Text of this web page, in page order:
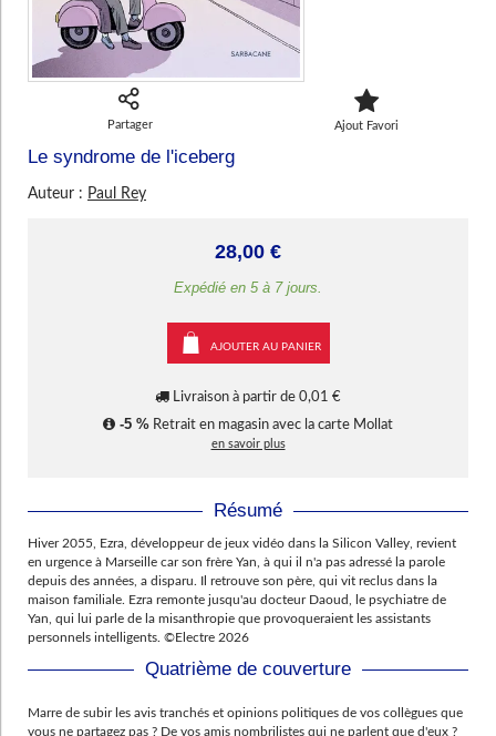
CHARGEMENT...
Poésie
Bibliothèque de la Pléiade Critique et histoire littéraire
Classiques scolaires Littérature ancienne et médiévale
Littérature de voyage Audio - Livres lus
Littérature en version originale
Ecologie - Environnement
Histoire de France Biographies historiques
Histoire - Généralités Histoire des pays
Histoire ancienne Géographie
Danse
Partager Ajout Favori
Le syndrome de l'iceberg
Auteur : Paul Rey
28,00 €
Expédié en 5 à 7 jours.
AJOUTER AU PANIER
Livraison à partir de 0,01 €
-5 % Retrait en magasin avec la carte Mollat
en savoir plus
Résumé
Hiver 2055, Ezra, développeur de jeux vidéo dans la Silicon Valley, revient
en urgence à Marseille car son frère Yan, à qui il n'a pas adressé la parole
depuis des années, a disparu. Il retrouve son père, qui vit reclus dans la
maison familiale. Ezra remonte jusqu'au docteur Daoud, le psychiatre de
Yan, qui lui parle de la misanthropie que provoqueraient les assistants
personnels intelligents. ©Electre 2026
Quatrième de couverture
Marre de subir les avis tranchés et opinions politiques de vos collègues que
vous ne partagez pas ? De vos amis nombrilistes qui ne parlent que d'eux ?